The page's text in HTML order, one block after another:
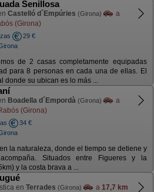
Senillosa
Castelló d´Empúries (Girona)
a
(Girona)
29 €
de 2 casas completamente equipadas
para 8 personas en cada una de ellas. El
donde su ubican es lo más ...
Boadella d´Empordà (Girona)
a
(Girona)
34 €
la naturaleza, donde el tiempo se detiene y
Situados entre Figueres y la
y la costa brava a ...
en Terrades (Girona) a 17,7 km